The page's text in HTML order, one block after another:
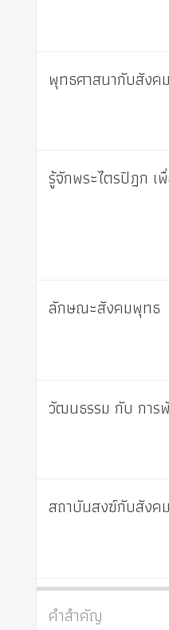
พุทธศาสนากับสังค
รู้จักพระไตรปิฎก เ
ลักษณะสังคมพุทธ
วัฒนธรรม กับ การ
สถาบันสงฆ์กับสังค
คำสำคัญ